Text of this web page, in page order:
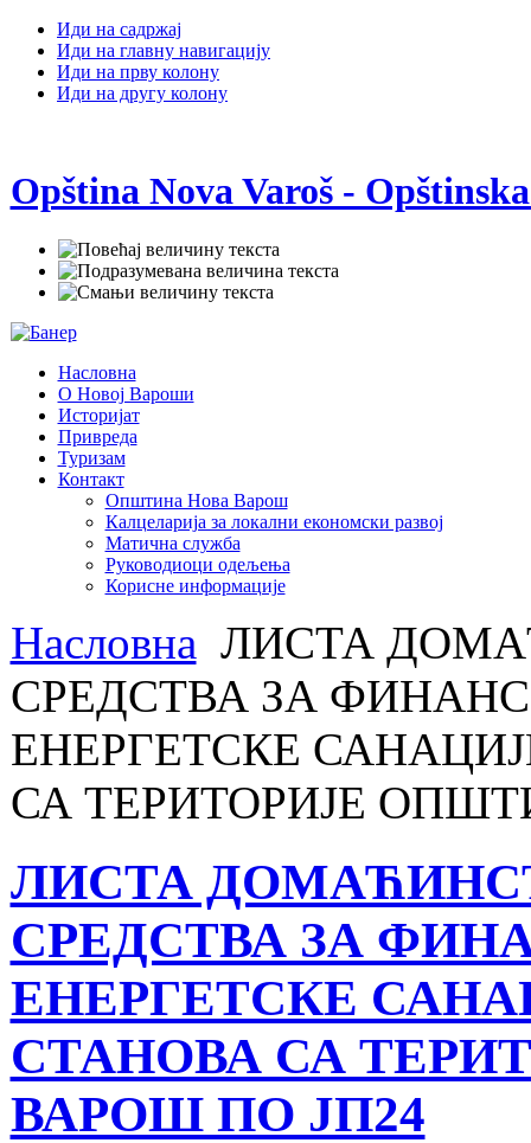
Иди на садржај
Иди на главну навигацију
Иди на прву колону
Иди на другу колону
Opština Nova Varoš -
Насловна
О Новој Вароши
Историјат
Привреда
Туризам
Контакт
Општина Нова Варош
Калцеларија за локални економски развој
Матична служба
Руководиоци одељења
Корисне информације
Насловна ЛИСТА
СРЕДСТВА ЗА
ЕНЕРГЕТСКЕ
СА ТЕРИТОРИЈЕ
ЛИСТА
СРЕДСТВА ЗА
ЕНЕРГЕТСКЕ
СТАНОВА СА
ВАРОШ ПО ЈП24